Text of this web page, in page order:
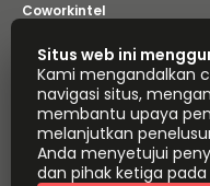
Coworkintel
Davinci Virtual
Yta
Bagian dari
Instant Group
Peta situs Ketentuan
Situs web ini
Kami mengandalkan
navigasi situs,
membantu upaya
melanjutkan
Anda menyetujui
dan pihak ketiga